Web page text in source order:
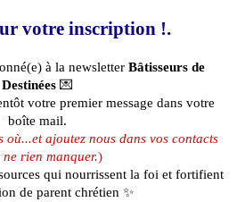
votre inscription !.
à la newsletter Bâtisseurs de
Destinées 💌
votre premier message dans votre
boîte mail.
où...et ajoutez nous dans vos contacts
rien manquer.)
qui nourrissent la foi et fortifient
de parent chrétien ✨